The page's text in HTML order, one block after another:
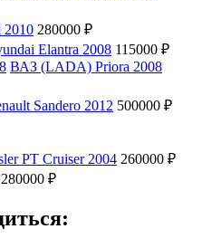
2010 280000 ₽
Elantra 2008 115000 ₽
ВАЗ (LADA) Priora 2008
Sandero 2012 500000 ₽
PT Cruiser 2004 260000 ₽
280000 ₽